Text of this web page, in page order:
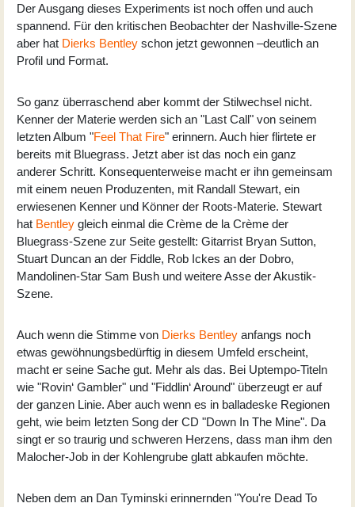
Der Ausgang dieses Experiments ist noch offen und auch
spannend. Für den kritischen Beobachter der Nashville-Szene
aber hat Dierks Bentley schon jetzt gewonnen –deutlich an
Profil und Format.
So ganz überraschend aber kommt der Stilwechsel nicht.
Kenner der Materie werden sich an "Last Call" von seinem
letzten Album "Feel That Fire" erinnern. Auch hier flirtete er
bereits mit Bluegrass. Jetzt aber ist das noch ein ganz
anderer Schritt. Konsequenterweise macht er ihn gemeinsam
mit einem neuen Produzenten, mit Randall Stewart, ein
erwiesenen Kenner und Könner der Roots-Materie. Stewart
hat Bentley gleich einmal die Crème de la Crème der
Bluegrass-Szene zur Seite gestellt: Gitarrist Bryan Sutton,
Stuart Duncan an der Fiddle, Rob Ickes an der Dobro,
Mandolinen-Star Sam Bush und weitere Asse der Akustik-
Szene.
Auch wenn die Stimme von Dierks Bentley anfangs noch
etwas gewöhnungsbedürftig in diesem Umfeld erscheint,
macht er seine Sache gut. Mehr als das. Bei Uptempo-Titeln
wie "Rovin‘ Gambler" und "Fiddlin‘ Around" überzeugt er auf
der ganzen Linie. Aber auch wenn es in balladeske Regionen
geht, wie beim letzten Song der CD "Down In The Mine". Da
singt er so traurig und schweren Herzens, dass man ihm den
Malocher-Job in der Kohlengrube glatt abkaufen möchte.
Neben dem an Dan Tyminski erinnernden "You're Dead To